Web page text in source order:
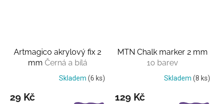
Artmagico akrylový fix 2
mm Černá a bílá
Skladem (6 ks)
29 Kč
MTN Chalk marker 2 mm
10 barev
Skladem (8 ks)
129 Kč